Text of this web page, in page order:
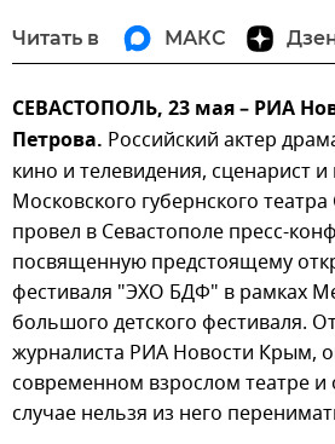
Читать в МАКС
СЕВАСТОПОЛЬ, 23 мая – РИА
Петрова. Российский актер
кино и телевидения, сценарист
Московского губернского
провел в Севастополе пресс-
посвященную предстоящему
фестиваля "ЭХО БДФ" в рамках
большого детского фестиваля.
журналиста РИА Новости Крым,
современном взрослом театре и
случае нельзя из него